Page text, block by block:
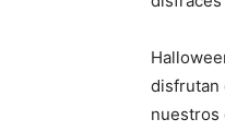
disfrutan
nuestros